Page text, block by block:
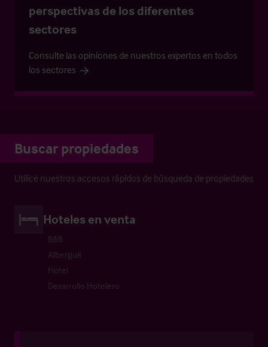
perspectivas de los diferentes
sectores
Consulte las opiniones de nuestros expertos en todos
los sectores
Buscar propiedades
Utilice nuestros accesos rápidos de búsqueda de propiedades
Hoteles en venta
B&B
Albergue
Hotel
Desarrollo Hotelero